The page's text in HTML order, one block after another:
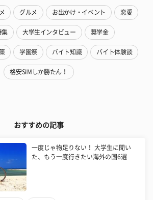
グルメ お出かけ・イベント 恋愛
集 大学生インタビュー 奨学金
学園祭 バイト知識 バイト体験談
格安SIMしか勝たん！
おすすめの記事
一度じゃ物足りない！ 大学生に聞い
た、もう一度行きたい海外の国6選